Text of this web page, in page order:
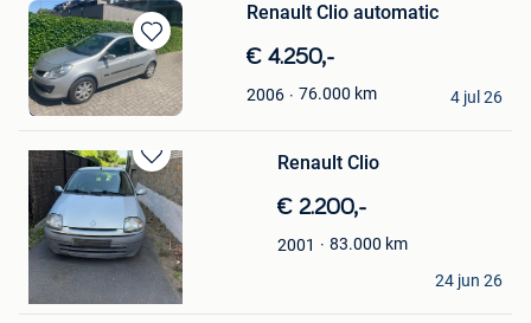
Bewaren
in
Mijn
Favorieten
Renault Clio automatic
€ 4.250,-
2006 76.000 km
mena
Ganshoren
4 jul 26
Bewaren
in
Mijn
Favorieten
Renault Clio
€ 2.200,-
2001 83.000 km
emman
24 jun 26